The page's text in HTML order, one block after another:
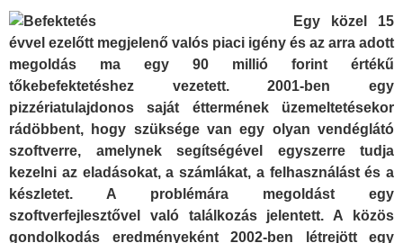
Egy közel 15
évvel ezelőtt megjelenő valós piaci igény és az arra adott
megoldás ma egy 90 millió forint értékű
tőkebefektetéshez vezetett. 2001-ben egy
pizzériatulajdonos saját éttermének üzemeltetésekor
rádöbbent, hogy szüksége van egy olyan vendéglátó
szoftverre, amelynek segítségével egyszerre tudja
kezelni az eladásokat, a számlákat, a felhasználást és a
készletet. A problémára megoldást egy
szoftverfejlesztővel való találkozás jelentett. A közös
gondolkodás eredményeként 2002-ben létrejött egy